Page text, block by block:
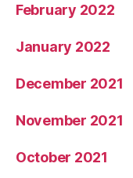
February 2022
January 2022
December 2021
November 2021
October 2021